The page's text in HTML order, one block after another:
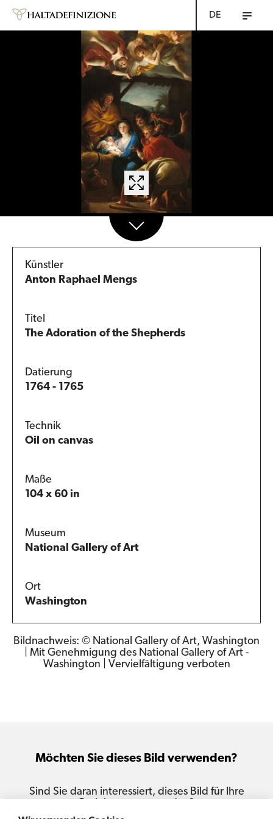
DE
Künstler
Anton Raphael Mengs
Titel
The Adoration of the Shepherds
Datierung
1764 - 1765
Technik
Oil on canvas
Maße
104 x 60 in
Museum
National Gallery of Art
Ort
Washington
Bildnachweis: © National Gallery of Art, Washington
| Mit Genehmigung des National Gallery of Art -
Washington | Vervielfältigung verboten
Möchten Sie dieses Bild verwenden?
Sind Sie daran interessiert, dieses Bild für Ihre